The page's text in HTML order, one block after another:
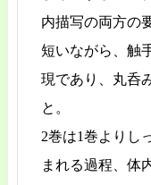
内描写の両方の
短いながら、触
現であり、丸呑
と。
2巻は1巻よりし
まれる過程、体